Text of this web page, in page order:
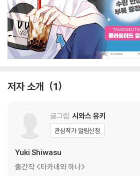
저자 소개 1
글그림 시와스 유키
관심작가 알림신청
Yuki Shiwasu
출간작 <타카네와 하나>